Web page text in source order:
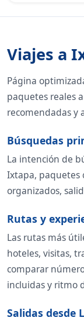
Viajes a
Página
paquetes reales
recomendadas y
Búsquedas
La intención de
Ixtapa, paquetes
organizados,
Rutas y
Las rutas más
hoteles, visitas,
comparar
incluidas y ritmo
Salidas desde